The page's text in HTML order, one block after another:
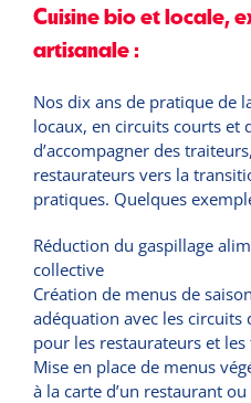
Cuisine bio et locale,
artisanale :
Nos dix ans de pratique de
locaux, en circuits courts et
d’accompagner des
restaurateurs vers la
pratiques. Quelques
Réduction du gaspillage
collective
Création de menus de
adéquation avec les
pour les restaurateurs et
Mise en place de menus
à la carte d’un restaurant